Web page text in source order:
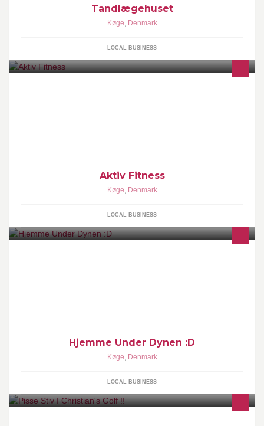
Tandlægehuset
Køge, Denmark
LOCAL BUSINESS
Aktiv Fitness
Køge, Denmark
LOCAL BUSINESS
Hjemme Under Dynen :D
Køge, Denmark
LOCAL BUSINESS